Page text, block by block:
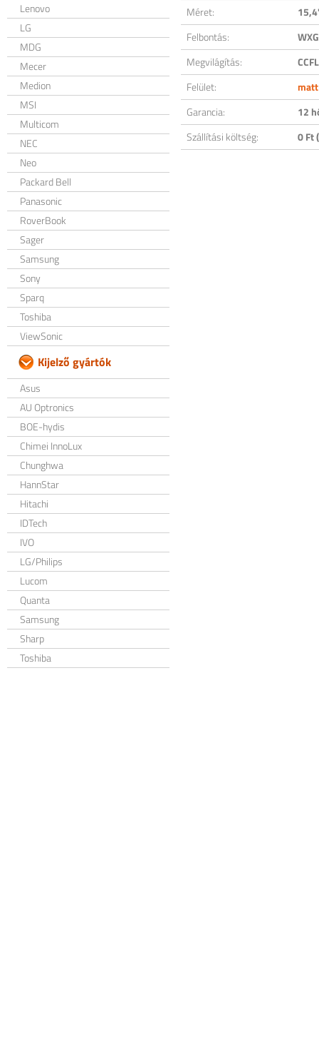
Lenovo
LG
MDG
Mecer
Medion
MSI
Multicom
NEC
Neo
Packard Bell
Panasonic
RoverBook
Sager
Samsung
Sony
Sparq
Toshiba
ViewSonic
Kijelző gyártók
Asus
AU Optronics
BOE-hydis
Chimei InnoLux
Chunghwa
HannStar
Hitachi
IDTech
IVO
LG/Philips
Lucom
Quanta
Samsung
Sharp
Toshiba
Méret:
Felbontás:
Megvilágítás:
CCFL
Felület:
matt
Garancia:
12
Szállítási költség:
0 Ft